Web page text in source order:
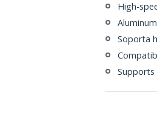
High-
Soporta
Supports